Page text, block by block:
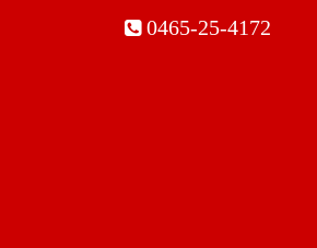
0465-25-4172